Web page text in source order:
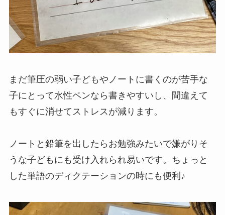
まだ筆圧の弱い子どもやノートに書くのが苦手な
子にとって水性ペンなら書きやすいし、間違えて
もすぐに消せてストレスが減ります。
ノートと鉛筆を出したらお勉強みたいで嫌がりそ
うな子どもにも受け入れられ易いです。ちょっと
した単語のディクテーションの時にも便利♪